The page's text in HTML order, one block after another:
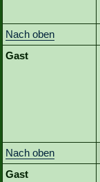
Nach oben
Gast
Nach oben
Gast